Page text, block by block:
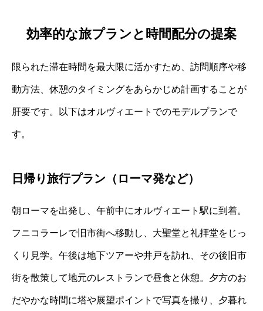
効率的な旅プランと時間配分の提案
限られた滞在時間を最大限に活かすため、訪問順序や移
動方法、休憩のタイミングをあらかじめ計画することが
肝要です。以下はオルヴィエートでのモデルプランで
す。
日帰り旅行プラン（ローマ発など）
朝ローマを出発し、午前中にオルヴィエート駅に到着。
フニコラーレで旧市街へ移動し、大聖堂と礼拝堂をじっ
くり見学。午後は地下ツアーや井戸を訪れ、その後旧市
街を散策して地元のレストランで昼食と休憩。夕方のお
だやかな時間に塔や展望ポイントで写真を撮り、夕暮れ